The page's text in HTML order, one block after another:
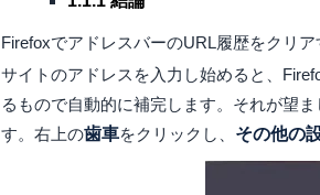
FirefoxでアドレスバーのURL履歴をクリア
サイトのアドレスを入力し始めると、
るもので自動的に補完します。それが望
す。右上の歯車をクリックし、 その他の